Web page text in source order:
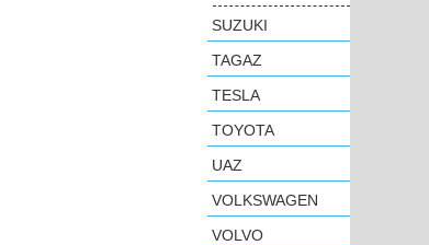
SUZUKI
TAGAZ
TESLA
TOYOTA
UAZ
VOLKSWAGEN
VOLVO